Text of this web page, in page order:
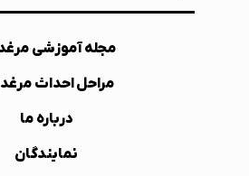
مجله آموزشی
مراحل احداث
درباره ما
نمایندگان